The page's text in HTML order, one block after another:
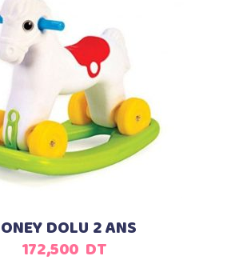
Ajouter au panier
DOLU 2 ANS
172,500 DT